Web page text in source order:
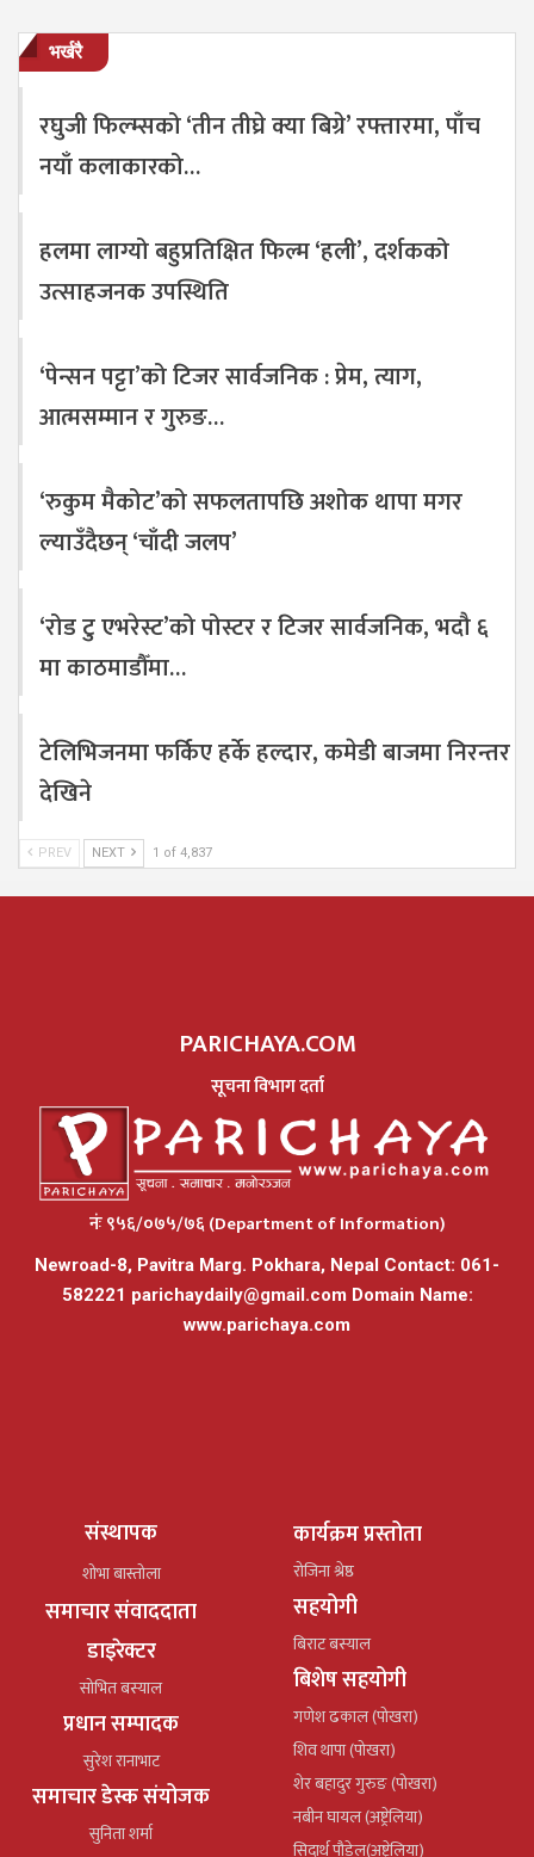
भर्खरै
रघुजी फिल्म्सको ‘तीन तीघ्रे क्या बिग्रे’ रफ्तारमा, पाँच
नयाँ कलाकारको…
हलमा लाग्यो बहुप्रतिक्षित फिल्म ‘हली’, दर्शकको
उत्साहजनक उपस्थिति
‘पेन्सन पट्टा’को टिजर सार्वजनिक : प्रेम, त्याग,
आत्मसम्मान र गुरुङ…
‘रुकुम मैकोट’को सफलतापछि अशोक थापा मगर
ल्याउँदैछन् ‘चाँदी जलप’
‘रोड टु एभरेस्ट’को पोस्टर र टिजर सार्वजनिक, भदौ ६
मा काठमाडौँमा…
टेलिभिजनमा फर्किए हर्के हल्दार, कमेडी बाजमा निरन्तर
देखिने
PREV NEXT 1 of 4,837
PARICHAYA.COM
सूचना विभाग दर्ता
नंः ९५६/०७५/७६ (Department of Information)
Newroad-8, Pavitra Marg. Pokhara, Nepal Contact: 061-
582221 parichaydaily@gmail.comDomain Name:
www.parichaya.com
संस्थापक
शोभा बास्तोला
समाचार संवाददाता
डाइरेक्टर
सोभित बस्याल
प्रधान सम्पादक
सुरेश रानाभाट
समाचार डेस्क संयोजक
सुनिता शर्मा
कार्यक्रम प्रस्तोता
रोजिना श्रेष्ठ
सहयोगी
बिराट बस्याल
बिशेष सहयोगी
गणेश ढकाल (पोखरा)
शिव थापा (पोखरा)
शेर बहादुर गुरुङ (पोखरा)
नबीन घायल (अष्ट्रेलिया)
सिदार्थ पौडेल(अष्ट्रेलिया)